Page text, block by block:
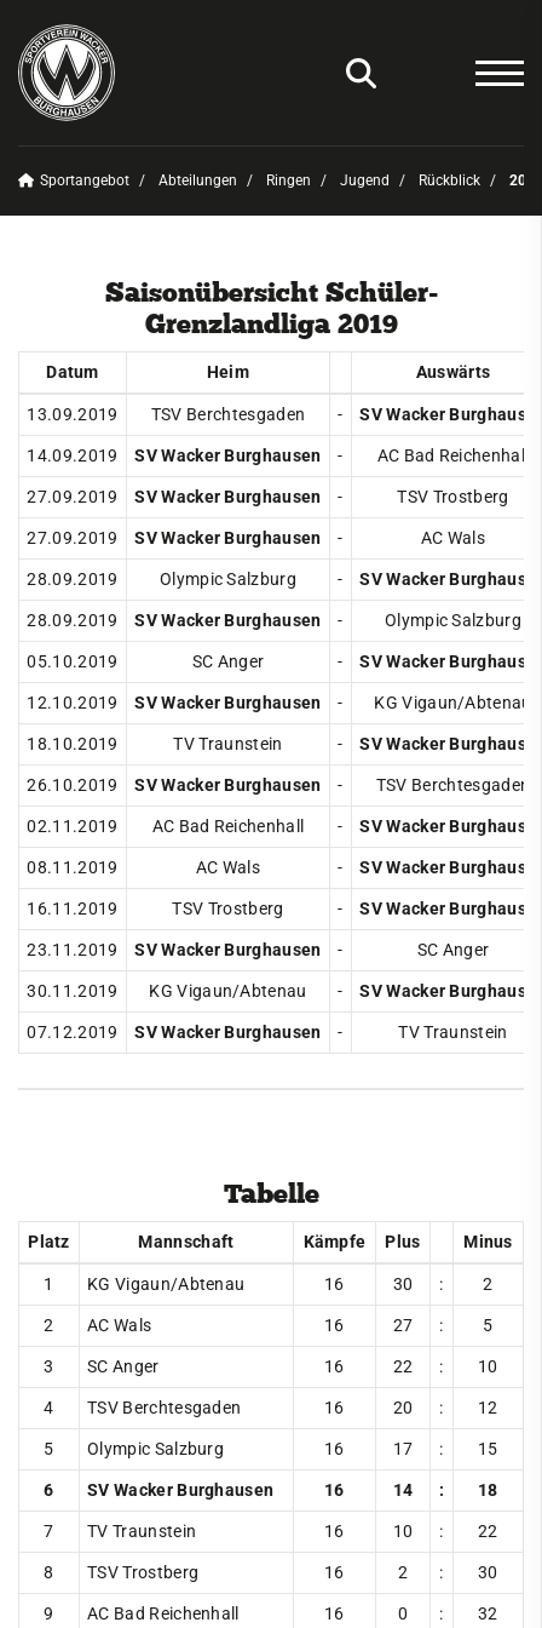
Sportangebot Abteilungen Ringen Jugend Rückblick 2019
Saisonübersicht Schüler-
Grenzlandliga 2019
Datum Heim Auswärts
13.09.2019 TSV Berchtesgaden -
SV Wacker
14.09.2019
SV Wacker Burghausen -
AC Bad Reichenhall
27.09.2019
SV Wacker Burghausen -
TSV Trostberg
27.09.2019
SV Wacker Burghausen -
AC Wals
28.09.2019
Olympic Salzburg -
SV Wacker
28.09.2019
SV Wacker Burghausen -
Olympic Salzburg
05.10.2019
SC Anger -
SV Wacker
12.10.2019
SV Wacker Burghausen -
KG Vigaun/Abtenau
18.10.2019
TV Traunstein -
SV Wacker
26.10.2019
SV Wacker Burghausen -
TSV Berchtesgaden
02.11.2019
AC Bad Reichenhall -
SV Wacker
08.11.2019
AC Wals -
SV Wacker
16.11.2019
TSV Trostberg -
SV Wacker
23.11.2019
SV Wacker Burghausen -
SC Anger
30.11.2019
KG Vigaun/Abtenau -
SV Wacker
07.12.2019
SV Wacker Burghausen - TV Traunstein
Tabelle
Platz Mannschaft Kämpfe Plus Minus
1 KG Vigaun/Abtenau 16 30 :
2
2
AC Wals 16 27 :
5
3
SC Anger 16 22 :
10
4
TSV Berchtesgaden 16 20 :
12
5
Olympic Salzburg 16 17 :
15
6
SV Wacker Burghausen 16 14 :
18
7
TV Traunstein 16 10 :
22
8
TSV Trostberg 16 2 :
30
9
AC Bad Reichenhall 16 0 : 32
Sportangebot
Deinen Sport finden
Abteilungen
Amateurfunk
Badminton
Cricket
Eisschützen
Faustball
Fechten
Fußball
Handball
Kegeln
Kindersportschule
Leichtathletik
1. Bundesliga
Oberliga
Jugend
Saisonübersicht
Rückblick
2025
2024
2023